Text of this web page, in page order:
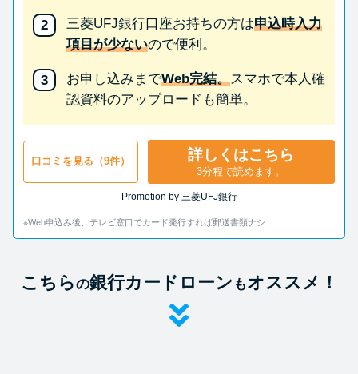
三菱UFJ銀行口座お持ちの方は申込時入力
項目が少ないので便利。
お申し込みまでWeb完結。スマホで本人確
認資料のアップロードも簡単。
口コミを見る（9件） 詳しくはこちら
3分程で読めます。
Promotion by 三菱UFJ銀行
※Web申込み後、テレビ窓口でカード発行すれば郵送書類ナシ
こちらの銀行カードローン もオススメ！